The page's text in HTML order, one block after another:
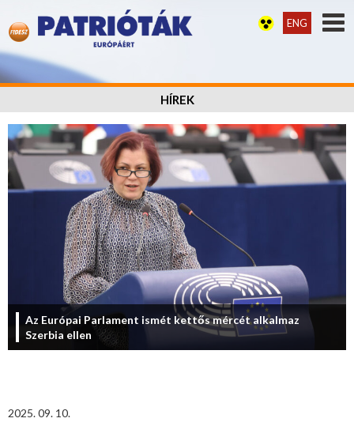
ENG
HÍREK
Az Európai Parlament ismét kettős mércét alkalmaz
Szerbia ellen
2025. 09. 10.